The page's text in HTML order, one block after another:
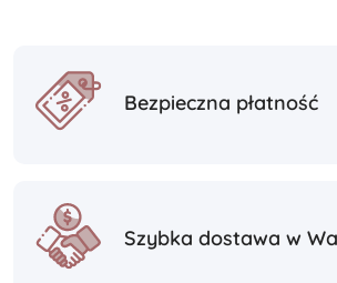
Bezpieczna płatność
Szybka dostawa w